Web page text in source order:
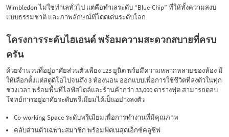
Wimbledon ไม่ใช่ทำเลทั่วไป แต่คือทำเลระดับ “Blue-Chip” ที่ให้ทั้งความสงบ
แบบธรรมชาติ และภาพลักษณ์ที่โดดเด่นระดับโลก
โครงการระดับไฮเอนด์ พร้อมความสะดวกสบายที่ครบ
ครัน
ด้วยจำนวนที่อยู่อาศัยส่วนตัวเพียง 123 ยูนิต พร้อมึความหลากหลายของห้อง มี
ให้เลือกตั้งแต่สตูดิโอไปจนถึง 3 ห้องนอน ออกแบบเพื่อการใช้ชีวิตที่ลงตัวในทุก
ช่วงเวลา พร้อมพื้นที่ไลฟ์สไตล์และร้านค้ากว่า 33,000 ตารางฟุต สามารถตอบ
โจทย์การอยู่อาศัยระดับพรีเมียมได้เป็นอย่างลงตัว
Co-working Space ระดับพรีเมียมเพื่อการทำงานที่มีคุณภาพ
คลับส่วนตัวเฉพาะสมาชิก พร้อมฟิตเนสุดเอ็กซ์คลูซีฟ